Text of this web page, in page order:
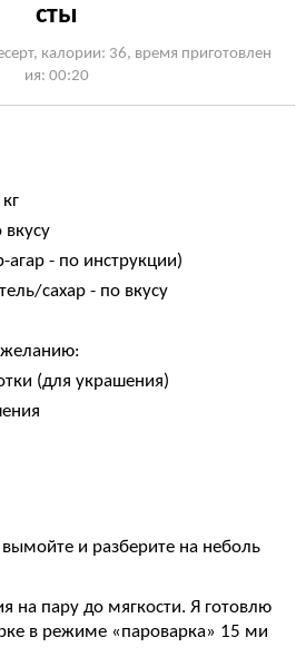
сты
калории: 36, время приготовлен
ия: 00:20
агар - по инструкции)
cахар - по вкусу
(для украшения)
и разберите на неболь
на пару до мягкости. Я готовлю
в режиме «пароварка» 15 ми